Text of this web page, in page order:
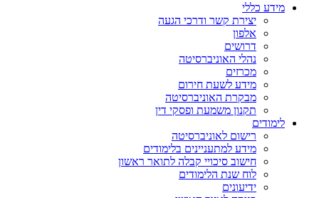
מידע כללי
יצירת קשר ודרכי הגעה
אלפון
דרושים
נהלי האוניברסיטה
מכרזים
מידע לשעת חירום
מבקרת האוניברסיטה
תקנון משמעת ופסקי דין
לימודים
רישום לאוניברסיטה
מידע למתעניינים בלימודים
חישוב סיכויי קבלה לתואר ראשון
לוח שנת הלימודים
ידיעונים